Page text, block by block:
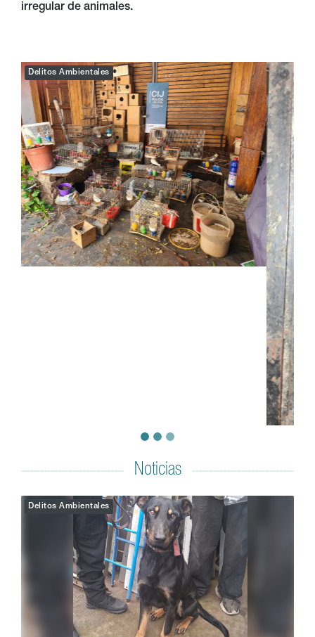
irregular de animales.
Delitos Ambientales
Noticias
Delitos Ambientales